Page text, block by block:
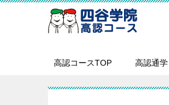
高認コースTOP 高認通